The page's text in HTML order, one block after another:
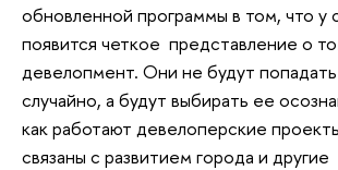
обновленной программы в том, что у
появится четкое представление о
девелопмент. Они не будут
случайно, а будут выбирать ее
как работают девелоперские
связаны с развитием города и другие